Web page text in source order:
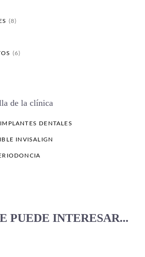
(8)
(6)
de la clínica
DENTALES
INVISALIGN
PUEDE INTERESAR...